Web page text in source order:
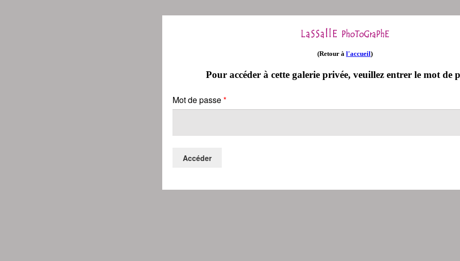
(Retour à l'accueil)
Pour accéder à cette galerie privée, veuillez entrer le mot de
Mot de passe*
Accéder